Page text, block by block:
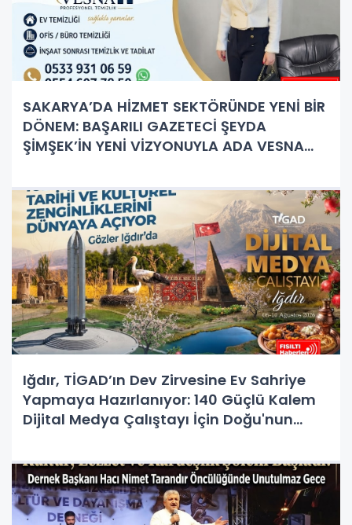
SAKARYA’DA HİZMET SEKTÖRÜNDE YENİ BİR
DÖNEM: BAŞARILI GAZETECİ ŞEYDA
ŞİMŞEK’İN YENİ VİZYONUYLA ADA VESNA
Iğdır, TİGAD’ın Dev Zirvesine Ev Sahriye
Yapmaya Hazırlanıyor: 140 Güçlü Kalem
Dijital Medya Çalıştayı İçin Doğu'nun